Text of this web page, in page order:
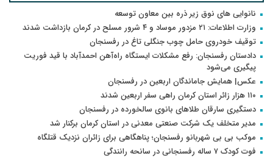
نانوایی های نوق زیر ذره بین معاون توسعه
وزارت اطلاعات: ۲۱ مزدور موساد و ۴ شرور مسلح در کرمان بازداشت شدند
توقیف خودروی حامل چوب جنگلی تاغ در رفسنجان
دادستان رفسنجان: رفع مشکلات ایستگاه راه‌آهن احمدآباد با قید فوریت
پیگیری می‌شود
عکس| همایش جاماندگان اربعین در رفسنجان
۱۱۰ هزار زائر استان کرمان راهی سفر اربعین شدند
دستگیری سارقان طلاهای بانوی سالخورده در رفسنجان
مدیر متخلف یک شرکت صنعتی معدنی در استان کرمان برکنار شد
موکب بی بی شهربانو رفسنجان؛ پناهگاهی برای زائران نزدیک قتلگاه
فوت کودک ۷ ساله رفسنجانی در سانحه رانندگی